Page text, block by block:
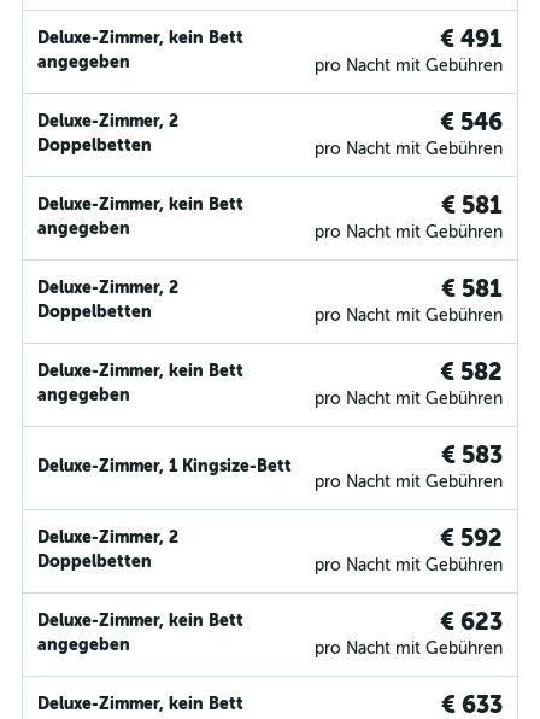
Deluxe-Zimmer, kein Bett
angegeben
€ 491
pro Nacht mit Gebühren
Deluxe-Zimmer, 2
Doppelbetten
€ 546
pro Nacht mit Gebühren
Deluxe-Zimmer, kein Bett
angegeben
€ 581
pro Nacht mit Gebühren
Deluxe-Zimmer, 2
Doppelbetten
€ 581
pro Nacht mit Gebühren
Deluxe-Zimmer, kein Bett
angegeben
€ 582
pro Nacht mit Gebühren
Deluxe-Zimmer, 1 Kingsize-Bett € 583
pro Nacht mit Gebühren
Deluxe-Zimmer, 2
Doppelbetten
€ 592
pro Nacht mit Gebühren
Deluxe-Zimmer, kein Bett
angegeben
€ 623
pro Nacht mit Gebühren
Deluxe-Zimmer, kein Bett
€ 633